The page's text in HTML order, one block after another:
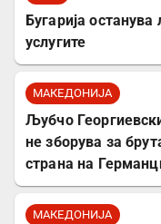
Бугарија
услугите
МАКЕДОНИЈА
Љубчо
не зборува за
страна на
МАКЕДОНИЈА